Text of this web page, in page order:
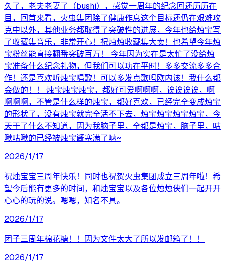
久了，老夫老妻了（bushi），感觉一周年的纪念回还历历在
目，回首来看，火虫集团除了健康作息这个目标还仍在艰难攻
克中以外，其他业务都取得了突破性的进展，今年也给烛宝写
了收藏集音乐，非常开心！祝烛烛收藏集大卖！也希望今年烛
宝粉丝能直接翻番突破百万！ 今年因为实在是太忙了没给烛
宝准备什么纪念礼物，但我们可以功在平时！多多交流多多合
作！还是喜欢听烛宝唱歌！可以多发点歌吗欧内该！我什么都
会做的！！ 烛宝烛宝烛宝，都好可爱啊啊啊，诶诶诶诶，啊
啊啊啊，不管是什么样的烛宝，都好喜欢，已经完全变成烛宝
的形状了，没有烛宝就完全活不下去，烛宝烛宝烛宝烛宝，今
天干了什么不知道，因为我脑子里，全都是烛宝，脑子里，咕
啾咕啾的已经被烛宝酱塞满了呐~
2026/1/17
祝烛宝宝三周年快乐！同时也祝贺火虫集团成立三周年啦！希
望今后能有更多的时间，和烛宝宝以及各位烛烛侠们一起开开
心心的玩的说。嗯嗯，知名不具。
2026/1/17
团子三周年棉花糖！！因为文件太大了所以发邮箱了！！
2026/1/17